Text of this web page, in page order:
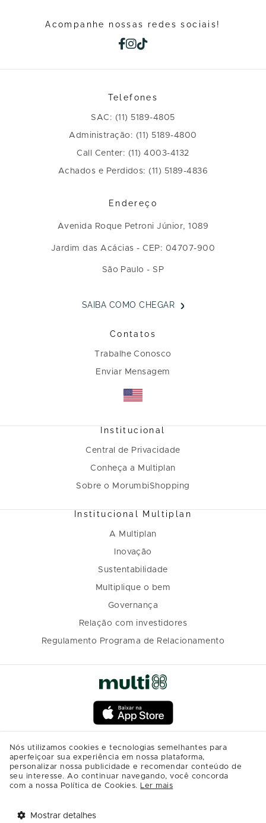
Acompanhe nossas redes sociais!
Telefones
SAC: (11) 5189-4805
Administração: (11) 5189-4800
Call Center: (11) 4003-4132
Achados e Perdidos: (11) 5189-4836
Endereço
Avenida Roque Petroni Júnior, 1089
Jardim das Acácias - CEP: 04707-900
São Paulo - SP
SAIBA COMO CHEGAR
Contatos
Trabalhe Conosco
Enviar Mensagem
Institucional
Central de Privacidade
Conheça a Multiplan
Sobre o MorumbiShopping
Institucional Multiplan
A Multiplan
Inovação
Sustentabilidade
Multiplique o bem
Governança
Relação com investidores
Regulamento Programa de Relacionamento
Nós utilizamos cookies e tecnologias semelhantes para
aperfeiçoar sua experiência em nossa plataforma,
personalizar nossa publicidade e recomendar conteúdo de
seu interesse. Ao continuar navegando, você concorda
com a nossa Política de Cookies. Ler mais
Mostrar detalhes